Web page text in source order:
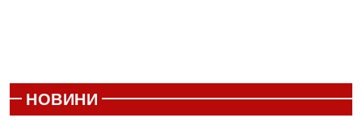
НОВИНИ